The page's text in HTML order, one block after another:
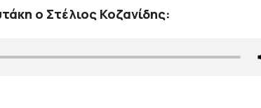
ο Στέλιος Κοζανίδης: